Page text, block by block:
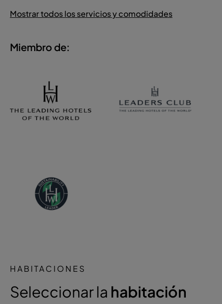
Mostrar todos los servicios y comodidades
Miembro de:
HABITACIONES
Seleccionar la habitación